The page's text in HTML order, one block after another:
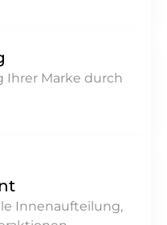
Ihrer Marke durch
Innenaufteilung,